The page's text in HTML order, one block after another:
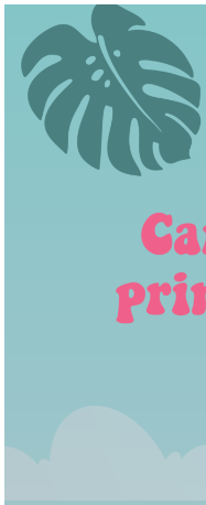
¡BRUNCH!
CHIRINGUITO
CARTA
GRUPOS